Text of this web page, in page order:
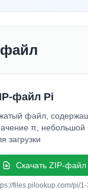
файл
файл Pi
файл,
π, небольшой
загрузки
Скачать ZIP-файл
files.pilookup.com/pi/